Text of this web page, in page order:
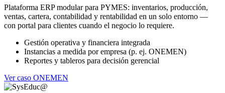
Plataforma ERP modular para PYMES: inventarios, producción,
ventas, cartera, contabilidad y rentabilidad en un solo entorno —
con portal para clientes cuando el negocio lo requiere.
Gestión operativa y financiera integrada
Instancias a medida por empresa (p. ej. ONEMEN)
Reportes y tableros para decisión gerencial
Ver caso ONEMEN